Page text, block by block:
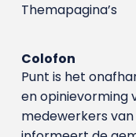
Themapagina’s
Colofon
Punt is het
en opinievorming
medewerkers van